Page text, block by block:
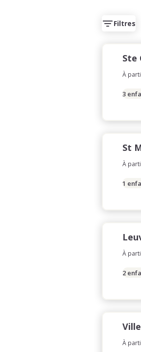
Filtres
Ste
À
3
St
À
1
À
2
À